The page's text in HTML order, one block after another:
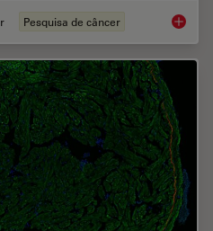
Pesquisa de câncer